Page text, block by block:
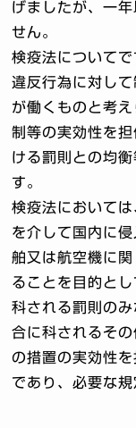
げましたが、一
せん。
検疫法について
違反行為に対し
が働くものと考
制等の実効性を
ける罰則との均
す。
検疫法において
を介して国内に
舶又は航空機に
ることを目的と
科される罰則の
合に科されるそ
の措置の実効性
であり、必要な規